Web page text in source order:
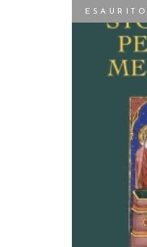
ESAURITO